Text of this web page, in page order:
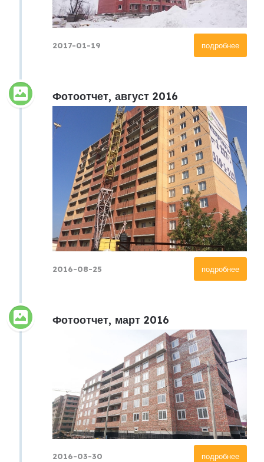
подробнее
2017-01-19
Фотоотчет, август 2016
подробнее
2016-08-25
Фотоотчет, март 2016
подробнее
2016-03-30